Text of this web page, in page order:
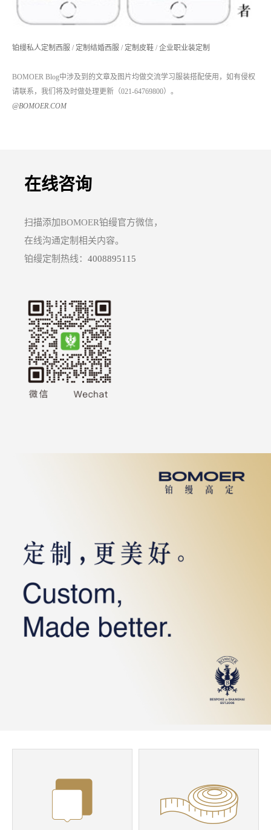
铂缦私人定制西服 / 定制结婚西服 / 定制皮鞋 / 企业职业装定制
BOMOER Blog中涉及到的文章及图片均做交流学习服装搭配使用，如有侵权
请联系，我们将及时做处理更新（021-64769800）。
@BOMOER.COM
在线咨询
扫描添加BOMOER铂缦官方微信，
在线沟通定制相关内容。
铂缦定制热线： 4008895115